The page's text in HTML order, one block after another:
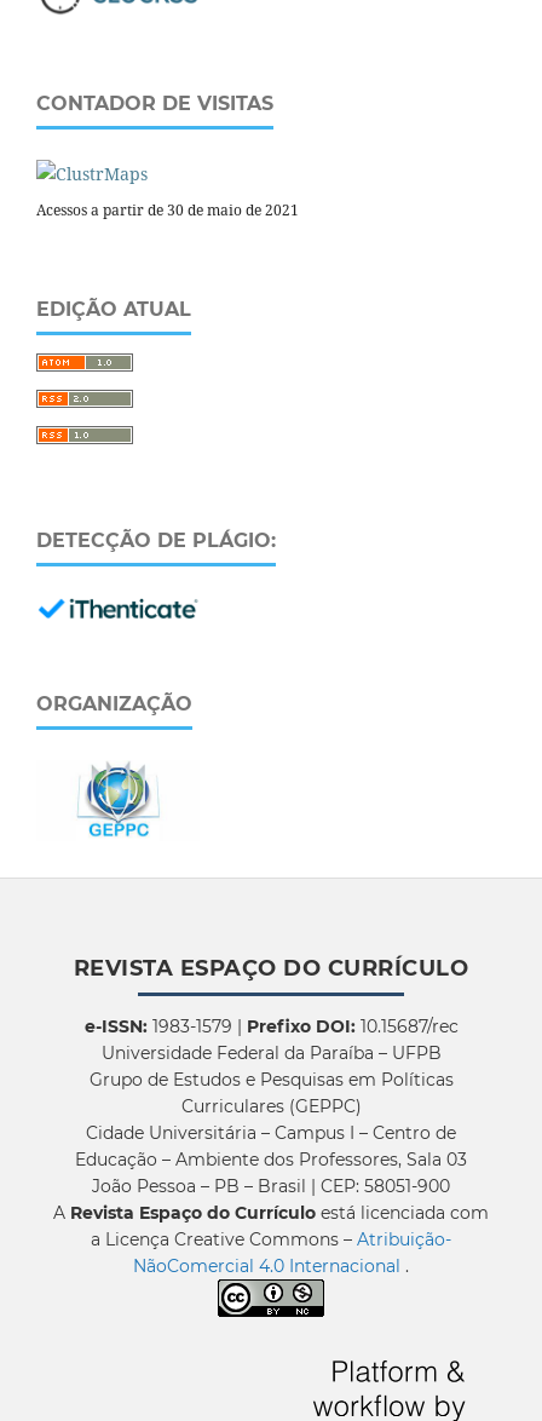
CONTADOR DE VISITAS
Acessos a partir de 30 de maio de 2021
EDIÇÃO ATUAL
DETECÇÃO DE PLÁGIO:
ORGANIZAÇÃO
REVISTA ESPAÇO DO CURRÍCULO
e-ISSN:1983-1579 | Prefixo DOI:10.15687/rec
Universidade Federal da Paraíba – UFPB
Grupo de Estudos e Pesquisas em Políticas
Curriculares (GEPPC)
Cidade Universitária – Campus I – Centro de
Educação – Ambiente dos Professores, Sala 03
João Pessoa – PB – Brasil | CEP: 58051-900
A Revista Espaço do Currículo está licenciada com
a Licença Creative Commons – Atribuição-
NãoComercial 4.0 Internacional .